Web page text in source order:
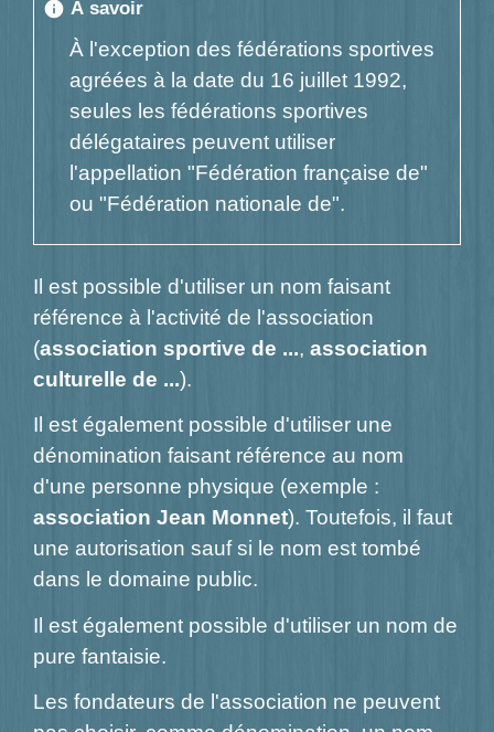
info À savoir
À l'exception des fédérations sportives
agréées à la date du 16 juillet 1992,
seules les fédérations sportives
délégataires peuvent utiliser
l'appellation "Fédération française de"
ou "Fédération nationale de".
Il est possible d'utiliser un nom faisant
référence à l'activité de l'association
(association sportive de ..., association
culturelle de ...).
Il est également possible d'utiliser une
dénomination faisant référence au nom
d'une personne physique (exemple :
association Jean Monnet). Toutefois, il faut
une autorisation sauf si le nom est tombé
dans le domaine public.
Il est également possible d'utiliser un nom de
pure fantaisie.
Les fondateurs de l'association ne peuvent